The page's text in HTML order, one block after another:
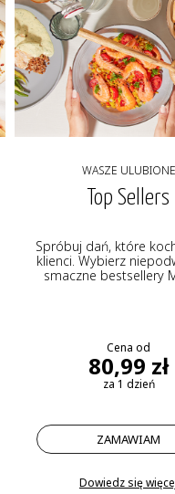
WASZE ULUBIONE
Top Sellers
Spróbuj dań, które
klienci. Wybierz
smaczne bestsellery
Cena od
80,99 zł
za 1 dzień
ZAMAWIAM
Dowiedz się